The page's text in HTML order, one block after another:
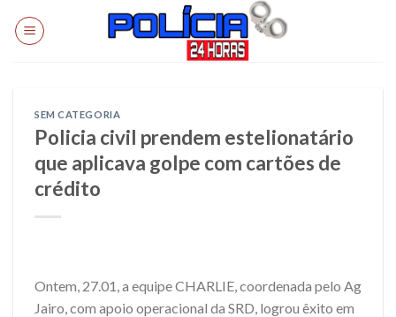
SEM CATEGORIA
Policia civil prendem estelionatário
que aplicava golpe com cartões de
crédito
Ontem, 27.01, a equipe CHARLIE, coordenada pelo Ag
Jairo, com apoio operacional da SRD, logrou êxito em